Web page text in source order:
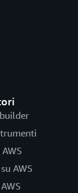
AWS
AWS